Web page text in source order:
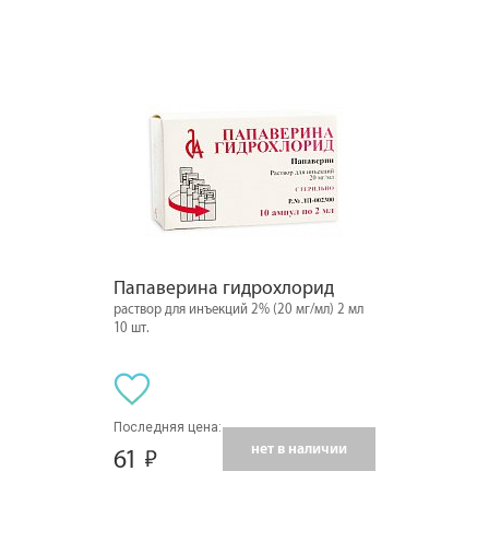
Папаверина гидрохлорид
раствор для инъекций 2% (20 мг/мл) 2 мл
10 шт.
Последняя цена:
61 нет в наличии